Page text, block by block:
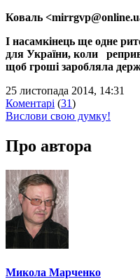
Коваль <
І насамкінець ще одне
для України, коли
щоб гроші заробляла
25 листопада 2014, 14:31
Коментарі (31)
Вислови свою думку!
Про автора
Микола Марченко